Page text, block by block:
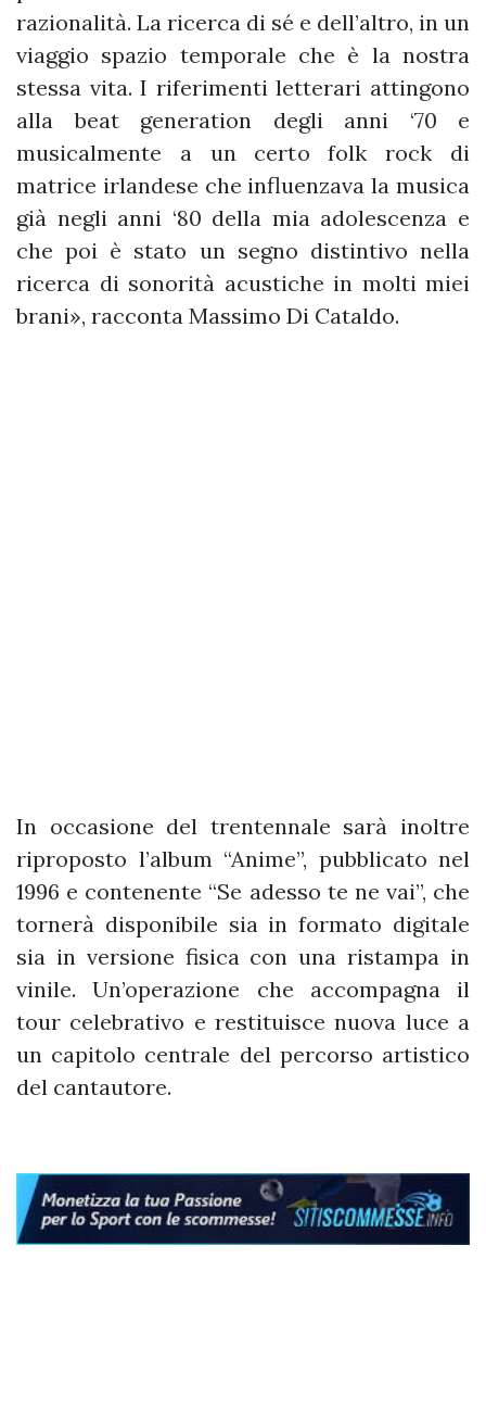
razionalità. La ricerca di sé e dell’altro, in un
viaggio spazio temporale che è la nostra
stessa vita. I riferimenti letterari attingono
alla beat generation degli anni ‘70 e
musicalmente a un certo folk rock di
matrice irlandese che influenzava la musica
già negli anni ‘80 della mia adolescenza e
che poi è stato un segno distintivo nella
ricerca di sonorità acustiche in molti miei
brani», racconta Massimo Di Cataldo.
In occasione del trentennale sarà inoltre
riproposto l’album “Anime”, pubblicato nel
1996 e contenente “Se adesso te ne vai”, che
tornerà disponibile sia in formato digitale
sia in versione fisica con una ristampa in
vinile. Un’operazione che accompagna il
tour celebrativo e restituisce nuova luce a
un capitolo centrale del percorso artistico
del cantautore.